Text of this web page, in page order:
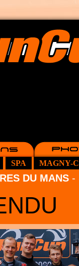
SPA MAGNY-
DU MANS -